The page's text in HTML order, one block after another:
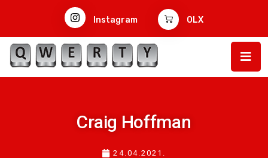
Instagram OLX
Craig Hoffman
24.04.2021.